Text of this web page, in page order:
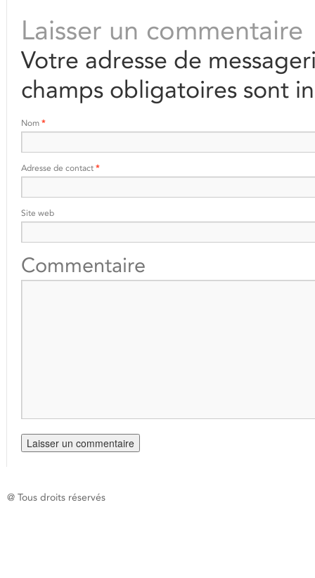
Laisser un commentaire
Votre adresse de
champs obligatoires sont
Nom *
Adresse de contact *
Site web
Commentaire
@ Tous droits réservés